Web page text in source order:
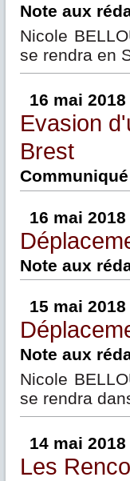
Note aux
Nicole
se rendra en
16 mai 2018
Evasion
Brest
16 mai 2018
Note aux
15 mai 2018
Note aux
Nicole
se rendra
14 mai 2018
Les